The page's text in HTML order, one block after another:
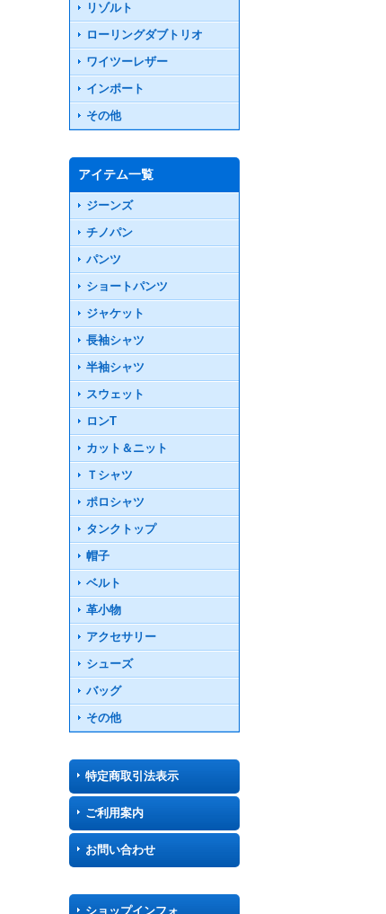
リゾルト
ローリングダブトリオ
ワイツーレザー
インポート
その他
アイテム一覧
ジーンズ
チノパン
パンツ
ショートパンツ
ジャケット
長袖シャツ
半袖シャツ
スウェット
ロンT
カット＆ニット
Ｔシャツ
ポロシャツ
タンクトップ
帽子
ベルト
革小物
アクセサリー
シューズ
バッグ
その他
特定商取引法表示
ご利用案内
お問い合わせ
ショップインフォ